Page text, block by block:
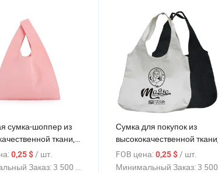
сумка-шоппер из
ткани,
с
печатью
0,25 $ / шт.
Заказ:3 500 Куски
Сумка для покупок из
высококачественной ткани,
многоразовая, с
индивидуальной печатью
FOB цена: 0,25 $ / шт.
Минимальный Заказ:3 500 Куски